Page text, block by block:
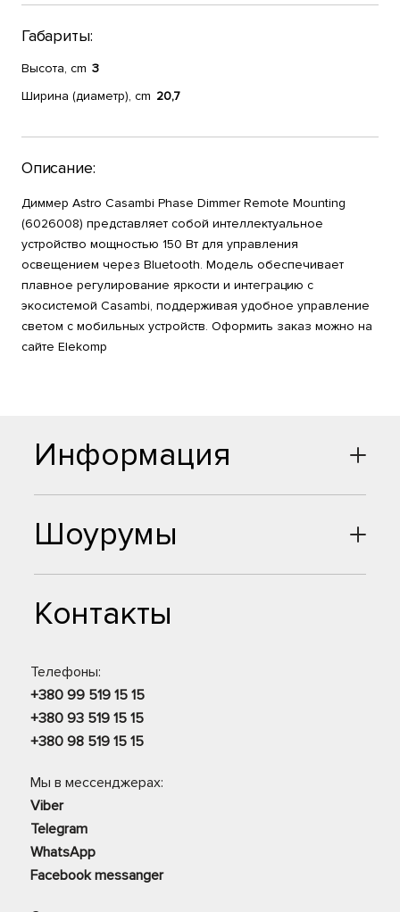
Габариты:
Высота, cm 3
Ширина (диаметр), cm 20,7
Описание:
Диммер Astro Casambi Phase Dimmer Remote Mounting
(6026008) представляет собой интеллектуальное
устройство мощностью 150 Вт для управления
освещением через Bluetooth. Модель обеспечивает
плавное регулирование яркости и интеграцию с
экосистемой Casambi, поддерживая удобное управление
светом с мобильных устройств. Оформить заказ можно на
сайте Elekomp
Шоурумы
Контакты
Телефоны:
+380 99 519 15 15
+380 93 519 15 15
+380 98 519 15 15
Мы в мессенджерах:
Viber
Telegram
WhatsApp
Facebook messanger
Информация